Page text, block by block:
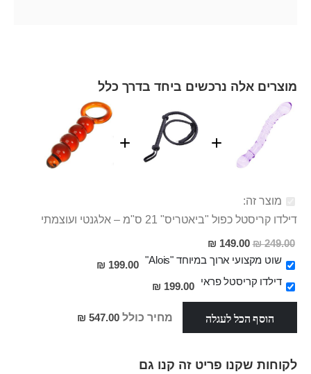
מוצרים אלה נרכשים ביחד בדרך כלל
מוצר זה:
דילדו קריסטל כפול "ביאטריס" 21 ס"מ – אלגנטי ועוצמתי
249.00 ₪
מחיר
מבצע
149.00 ₪
שוט מקצועי ארוך במיוחד "Alois"
199.00 ₪
דילדו קריסטל פראי
199.00 ₪
הוסף הכל לעגלה מחיר כולל 547.00 ₪
לקוחות שקנו פריט זה קנו גם